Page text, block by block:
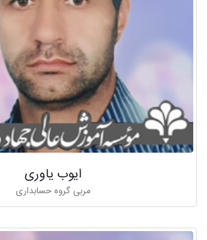
ايوب یاوری
مربی گروه حسابداری